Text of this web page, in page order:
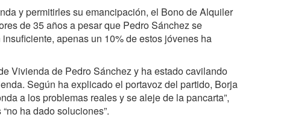
y permitirles su emancipación, el Bono de Alquiler
de 35 años a pesar que Pedro Sánchez se
apenas un 10% de estos jóvenes ha
Vivienda de Pedro Sánchez y ha estado cavilando
Según ha explicado el portavoz del partido, Borja
a los problemas reales y se aleje de la pancarta”,
ha dado soluciones”.